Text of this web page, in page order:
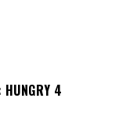
HUNGRY 4